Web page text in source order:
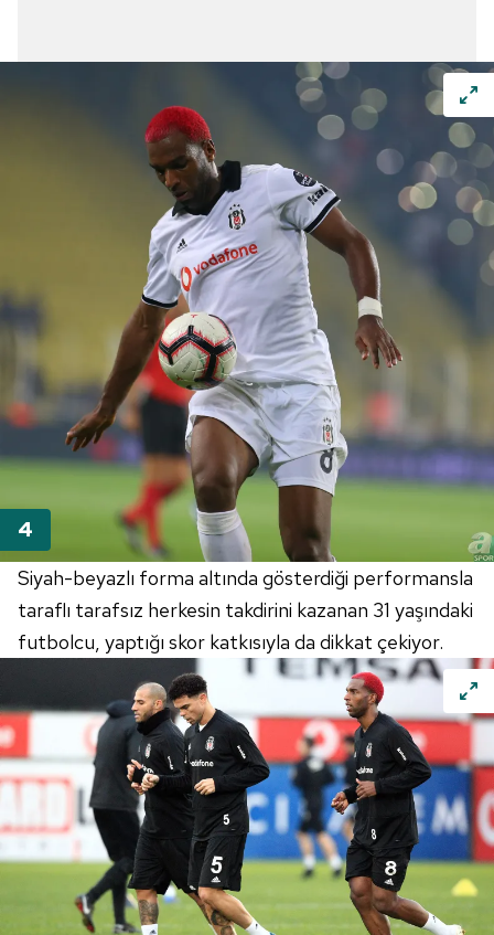
Siyah-beyazlı forma altında gösterdiği performansla
taraflı tarafsız herkesin takdirini kazanan 31 yaşındaki
futbolcu, yaptığı skor katkısıyla da dikkat çekiyor.